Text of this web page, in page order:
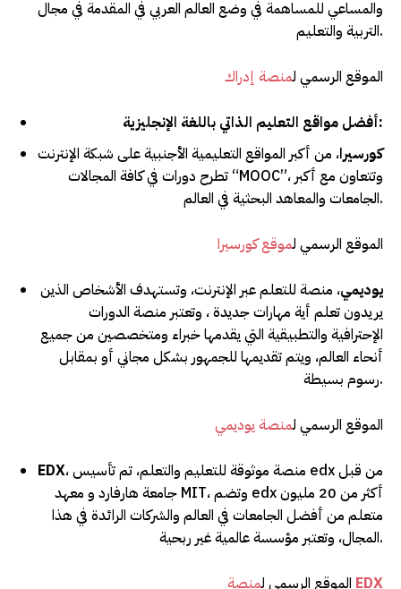
والمساعي للمساهمة في وضع العالم العربي في المقدمة في مجال
التربية والتعليم.
الموقع الرسمي لمنصة إدراك
أفضل مواقع التعليم الذاتي باللغة الإنجليزية:
كورسيرا، من أكبر المواقع التعليمية الأجنبية على شبكة الإنترنت
تطرح دورات في كافة المجالات “MOOC”، وتتعاون مع أكبر
الجامعات والمعاهد البحثية في العالم.
الموقع الرسمي لموقع كورسيرا
يوديمي، منصة للتعلم عبر الإنترنت، وتستهدف الأشخاص الذين
يريدون تعلم أية مهارات جديدة ، وتعتبر منصة الدورات
الإحترافية والتطبيقية التي يقدمها خبراء ومتخصصين من جميع
أنحاء العالم، ويتم تقديمها للجمهور بشكل مجاني أو بمقابل
رسوم بسيطة.
الموقع الرسمي لمنصة يوديمي
EDX، منصة موثوقة للتعليم والتعلم، تم تأسيس edx من قبل
جامعة هارفارد و معهد MIT، وتضم edx أكثر من 20 مليون
متعلم من أفضل الجامعات في العالم والشركات الرائدة في هذا
المجال، وتعتبر مؤسسة عالمية غير ربحية.
الموقع الرسمي ل EDX